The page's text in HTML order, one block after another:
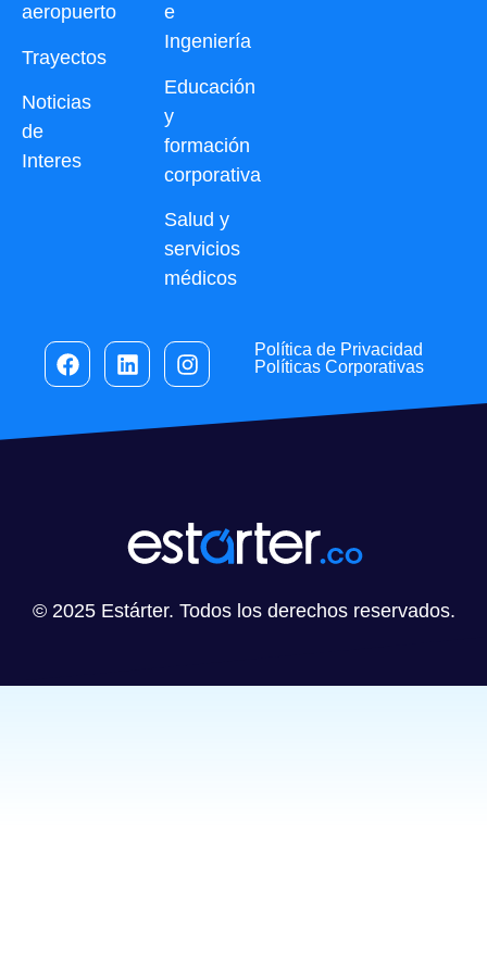
aeropuerto
Trayectos
Noticias
de
Interes
e
Ingeniería
Educación
y
formación
corporativa
Salud y
servicios
médicos
Política de Privacidad
Políticas Corporativas
© 2025 Estárter. Todos los derechos reservados.